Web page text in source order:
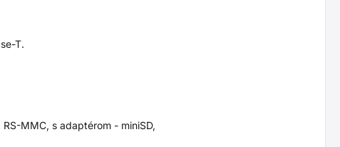
T.
MMC, s adaptérom - miniSD,